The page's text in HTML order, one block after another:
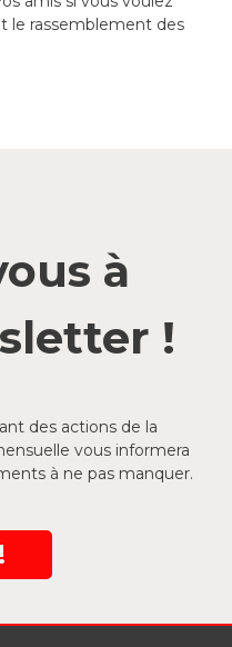
le rassemblement des
à
!
des actions de la
vous informera
à ne pas manquer.